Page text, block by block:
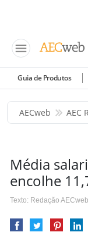
Guia de Produtos
AECweb AEC
Média
encolhe
Texto: Redação AECweb